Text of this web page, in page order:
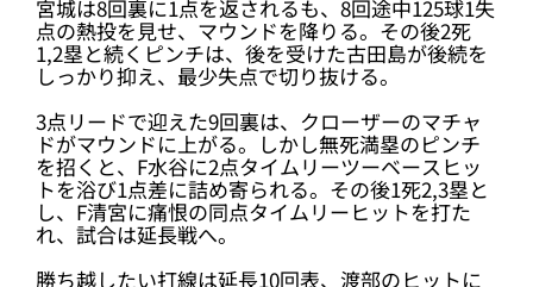
宮城は8回裏に1点を返されるも、8回途中125球1失
点の熱投を見せ、マウンドを降りる。その後2死
1,2塁と続くピンチは、後を受けた古田島が後続を
しっかり抑え、最少失点で切り抜ける。
3点リードで迎えた9回裏は、クローザーのマチャ
ドがマウンドに上がる。しかし無死満塁のピンチ
を招くと、F水谷に2点タイムリーツーベースヒッ
トを浴び1点差に詰め寄られる。その後1死2,3塁と
し、F清宮に痛恨の同点タイムリーヒットを打た
れ、試合は延長戦へ。
勝ち越したい打線は延長10回表、渡部のヒットに